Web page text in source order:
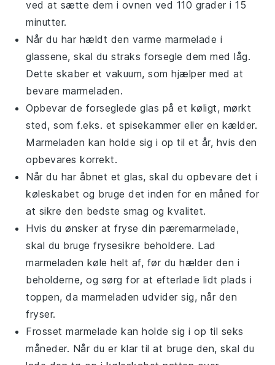
ved at sætte dem i ovnen ved 110 grader i 15
minutter.
Når du har hældt den varme marmelade i
glassene, skal du straks forsegle dem med låg.
Dette skaber et vakuum, som hjælper med at
bevare marmeladen.
Opbevar de forseglede glas på et køligt, mørkt
sted, som f.eks. et spisekammer eller en kælder.
Marmeladen kan holde sig i op til et år, hvis den
opbevares korrekt.
Når du har åbnet et glas, skal du opbevare det i
køleskabet og bruge det inden for en måned for
at sikre den bedste smag og kvalitet.
Hvis du ønsker at fryse dinpæremarmelade,
skal du bruge frysesikre beholdere. Lad
marmeladen køle helt af, før du hælder den i
beholderne, og sørg for at efterlade lidt plads i
toppen, da marmeladen udvider sig, når den
fryser.
Frossetmarmelade kan holde sig i op til seks
måneder. Når du er klar til at bruge den, skal du